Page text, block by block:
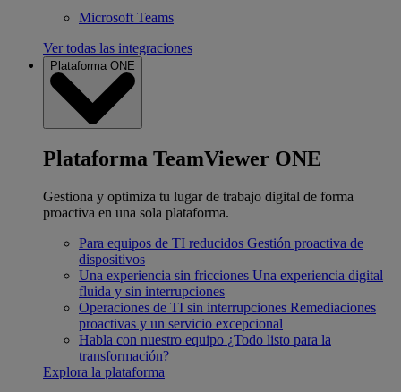
Microsoft Teams
Ver todas las integraciones
Plataforma ONE
Plataforma TeamViewer ONE
Gestiona y optimiza tu lugar de trabajo digital de forma
proactiva en una sola plataforma.
Para equipos de TI reducidos Gestión proactiva de
dispositivos
Una experiencia sin fricciones Una experiencia digital
fluida y sin interrupciones
Operaciones de TI sin interrupciones Remediaciones
proactivas y un servicio excepcional
Habla con nuestro equipo ¿Todo listo para la
transformación?
Explora la plataforma